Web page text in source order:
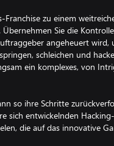
zu einem
Sie die
angeheuert wird,
schleichen und
ein komplexes, von
so ihre Schritte
sich entwickelnden
die auf das innovative